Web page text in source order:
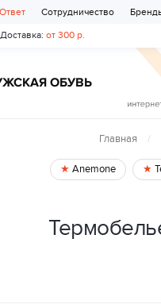
ОБУВЬ
Доставка: от 300 р.
Сотрудничество
Главная
Anemone